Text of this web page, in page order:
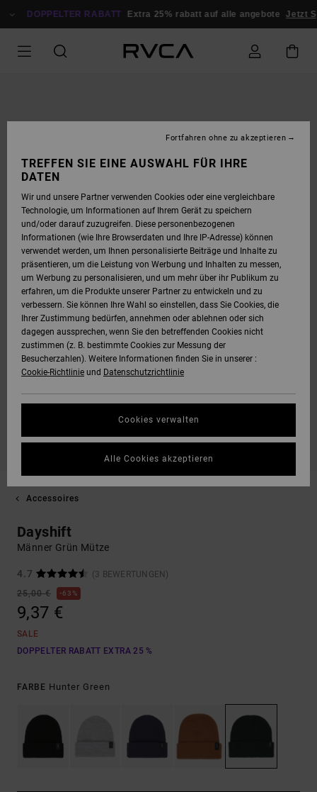
ZUR
DOPPELTER RABATT Extra 25% rabatt auf alle angebote Jetzt
Accessoires
Dayshift
Männer Grün Mütze
4.7
(3 BEWERTUNGEN)
25,00 €
63%
9,37 €
SALE
DOPPELTER RABATT EXTRA 25 %
FARBE Hunter Green
TREFFEN SIE EINE AUSWAHL FÜR IHRE
DATEN
Wir und unsere Partner verwenden Cookies oder eine vergleichbare
Technologie, um Informationen auf Ihrem Gerät zu speichern
und/oder darauf zuzugreifen. Diese personenbezogenen
Informationen (wie Ihre Browserdaten und Ihre IP-Adresse) können
verwendet werden, um Ihnen personalisierte Beiträge und Inhalte zu
präsentieren, um die Leistung von Werbung und Inhalten zu messen,
um Werbung zu personalisieren, und um mehr über ihr Publikum zu
erfahren, um die Produkte unserer Partner zu entwickeln und zu
verbessern. Sie können Ihre Wahl so einstellen, dass Sie Cookies, die
Ihrer Zustimmung bedürfen, annehmen oder ablehnen oder sich
dagegen aussprechen, wenn Sie den betreffenden Cookies nicht
zustimmen (z. B. bestimmte Cookies zur Messung der
Besucherzahlen). Weitere Informationen finden Sie in unserer :
Cookie-Richtlinie und Datenschutzrichtlinie
Cookies verwalten
Fortfahren ohne zu akzeptieren
Alle Cookies akzeptieren